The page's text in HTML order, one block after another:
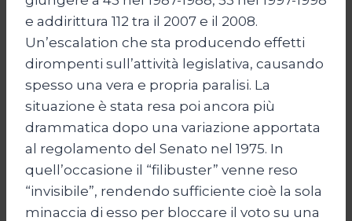
e addirittura 112 tra il 2007 e il 2008.
Un’escalation che sta producendo effetti
dirompenti sull’attività legislativa, causando
spesso una vera e propria paralisi. La
situazione è stata resa poi ancora più
drammatica dopo una variazione apportata
al regolamento del Senato nel 1975. In
quell’occasione il “filibuster” venne reso
“invisibile”, rendendo sufficiente cioè la sola
minaccia di esso per bloccare il voto su una